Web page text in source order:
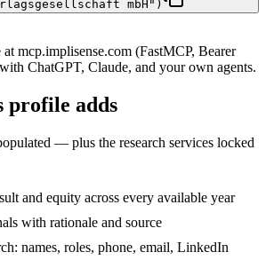
mbH")
mcp.implisense.com (FastMCP, Bearer
ChatGPT, Claude, and your own agents.
profile adds
— plus the research services locked
and equity across every available year
with rationale and source
names, roles, phone, email, LinkedIn